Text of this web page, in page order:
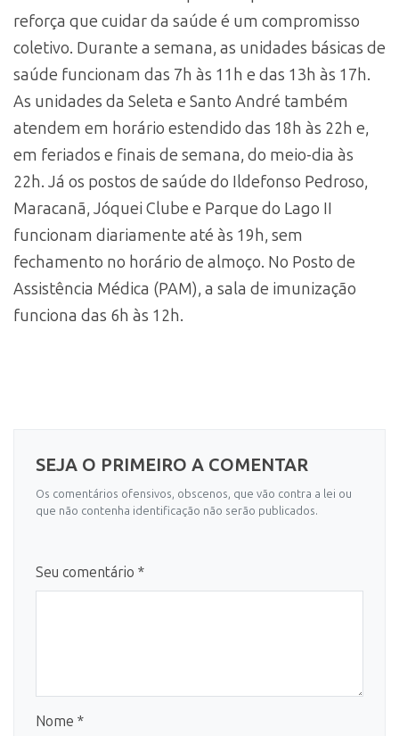
reforça que cuidar da saúde é um compromisso
coletivo. Durante a semana, as unidades básicas de
saúde funcionam das 7h às 11h e das 13h às 17h.
As unidades da Seleta e Santo André também
atendem em horário estendido das 18h às 22h e,
em feriados e finais de semana, do meio-dia às
22h. Já os postos de saúde do Ildefonso Pedroso,
Maracanã, Jóquei Clube e Parque do Lago II
funcionam diariamente até às 19h, sem
fechamento no horário de almoço. No Posto de
Assistência Médica (PAM), a sala de imunização
funciona das 6h às 12h.
SEJA O PRIMEIRO A COMENTAR
Os comentários ofensivos, obscenos, que vão contra a lei ou
que não contenha identificação não serão publicados.
Seu comentário *
Nome *